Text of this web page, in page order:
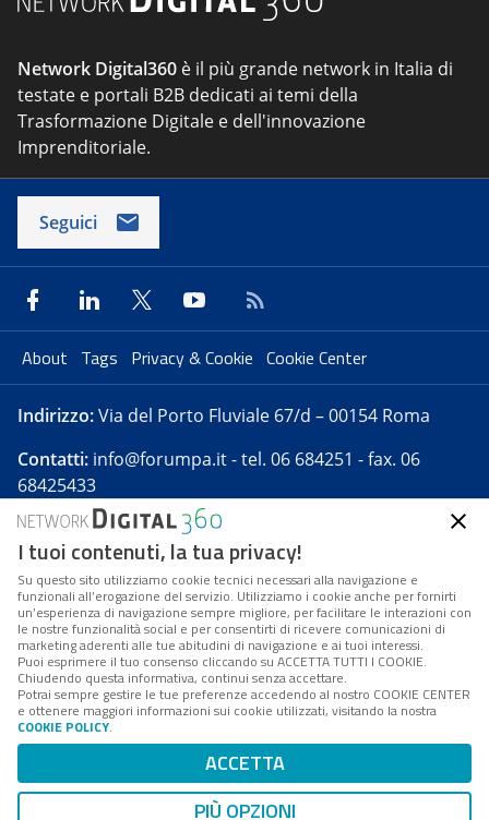
Network Digital360 è il più grande network in Italia di
testate e portali B2B dedicati ai temi della
Trasformazione Digitale e dell'innovazione
Imprenditoriale.
Seguici
About Tags Privacy & Cookie Cookie Center
Indirizzo:Via del Porto Fluviale 67/d – 00154 Roma
Contatti: info@forumpa.it- tel. 06 684251 - fax. 06
68425433
Forumpa.itè una pubblicazione telematica iscritta
presso Registro della stampa del Tribunale di Roma -
Reg. n. 182 del 2 maggio 2008 - Direttore resp. Michela
Stentella
FPA s.r.l. è società soggetta a Direzione e
Coordinamento da parte di Digital360 S.p.A. - FPA s.r.l.
è un'azienda certificata per il sistema di management
Codice Fiscale/Partita IVA n. 10693191008 - R.E.A. Roma
n. 1249791. ISP AWS
Mappa del sito
I tuoi contenuti, la tua privacy!
Su questo sito utilizziamo cookie tecnici necessari alla navigazione e
funzionali all’erogazione del servizio. Utilizziamo i cookie anche per fornirti
un’esperienza di navigazione sempre migliore, per facilitare le interazioni con
le nostre funzionalità social e per consentirti di ricevere comunicazioni di
marketing aderenti alle tue abitudini di navigazione e ai tuoi interessi.
Puoi esprimere il tuo consenso cliccando su ACCETTA TUTTI I COOKIE.
Chiudendo questa informativa, continui senza accettare.
Potrai sempre gestire le tue preferenze accedendo al nostro COOKIE CENTER
e ottenere maggiori informazioni sui cookie utilizzati, visitando la nostra
COOKIE POLICY.
ACCETTA
PIÙ OPZIONI